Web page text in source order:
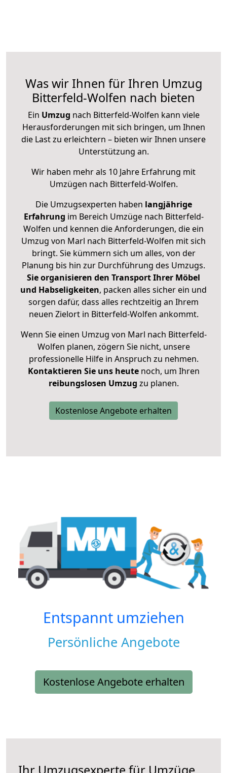
Was wir Ihnen für Ihren Umzug
Bitterfeld-Wolfen nach bieten
Ein Umzug nach Bitterfeld-Wolfen kann viele
Herausforderungen mit sich bringen, um Ihnen
die Last zu erleichtern – bieten wir Ihnen unsere
Unterstützung an.
Wir haben mehr als 10 Jahre Erfahrung mit
Umzügen nach Bitterfeld-Wolfen.
Die Umzugsexperten haben langjährige
Erfahrung im Bereich Umzüge nach Bitterfeld-
Wolfen und kennen die Anforderungen, die ein
Umzug von Marl nach Bitterfeld-Wolfen mit sich
bringt. Sie kümmern sich um alles, von der
Planung bis hin zur Durchführung des Umzugs.
Sie organisieren den Transport Ihrer Möbel
und Habseligkeiten, packen alles sicher ein und
sorgen dafür, dass alles rechtzeitig an Ihrem
neuen Zielort in Bitterfeld-Wolfen ankommt.
Wenn Sie einen Umzug von Marl nach Bitterfeld-
Wolfen planen, zögern Sie nicht, unsere
professionelle Hilfe in Anspruch zu nehmen.
Kontaktieren Sie uns heutenoch, um Ihren
reibungslosen Umzug zu planen.
Kostenlose Angebote erhalten
Entspannt umziehen
Persönliche Angebote
Kostenlose Angebote erhalten